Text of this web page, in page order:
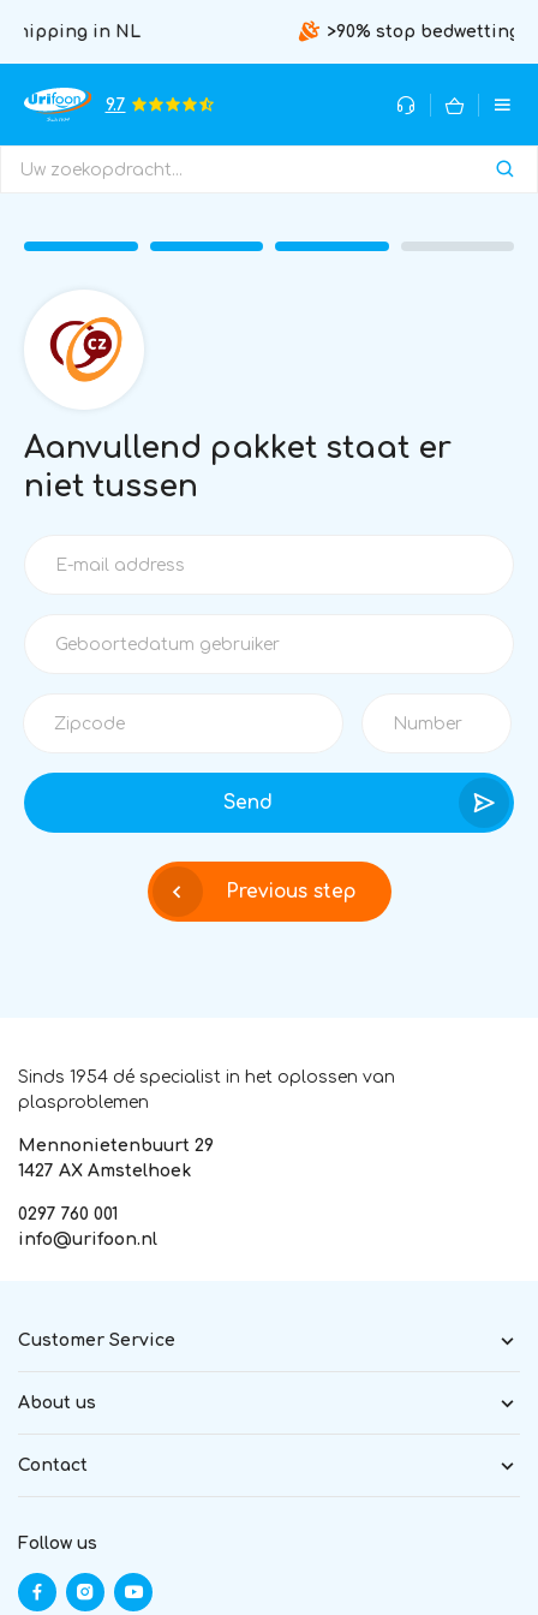
>90% stop bedwetting within 10 weeks
9.7
Aanvullend pakket staat er
niet tussen
Send
Previous step
Sinds 1954 dé specialist in het oplossen van
plasproblemen
Mennonietenbuurt 29
1427 AX Amstelhoek
0297 760 001
info@urifoon.nl
Customer Service
About us
Contact
Follow us